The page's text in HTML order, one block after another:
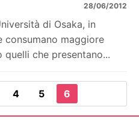
28/06/2012
di Osaka, in
consumano maggiore
che presentano...
4 5 6